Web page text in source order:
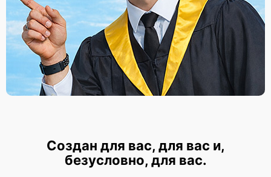
Создан для вас, для вас и,
безусловно, для вас.